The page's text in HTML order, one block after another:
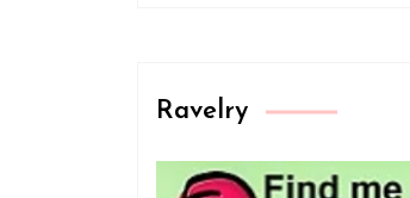
Ravelry